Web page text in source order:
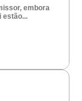
embora
estão...